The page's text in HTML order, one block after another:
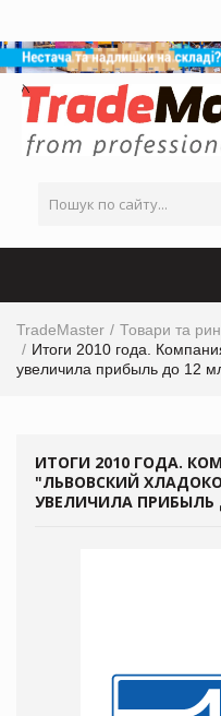
TradeMaster Товари та
Итоги 2010 года.
увеличила прибыль до 12
ИТОГИ 2010 ГОДА.
"ЛЬВОВСКИЙ
УВЕЛИЧИЛА ПРИБЫЛЬ